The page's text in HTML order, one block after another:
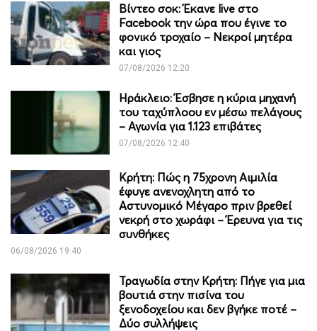
Βίντεο σοκ: Έκανε live στο
Facebook την ώρα που έγινε το
φονικό τροχαίο – Νεκροί μητέρα
και γιος
07/08/2026 12:20
Ηράκλειο: Έσβησε η κύρια μηχανή
του ταχύπλοου εν μέσω πελάγους
– Αγωνία για 1.123 επιβάτες
07/08/2026 12:40
Κρήτη: Πώς η 75χρονη Αιμιλία
έφυγε ανενοχλητη από το
Αστυνομικό Μέγαρο πριν βρεθεί
νεκρή στο χωράφι – Έρευνα για τις
συνθήκες
06/08/2026 19:40
Τραγωδία στην Κρήτη: Πήγε για μια
βουτιά στην πισίνα του
ξενοδοχείου και δεν βγήκε ποτέ –
Δύο συλλήψεις